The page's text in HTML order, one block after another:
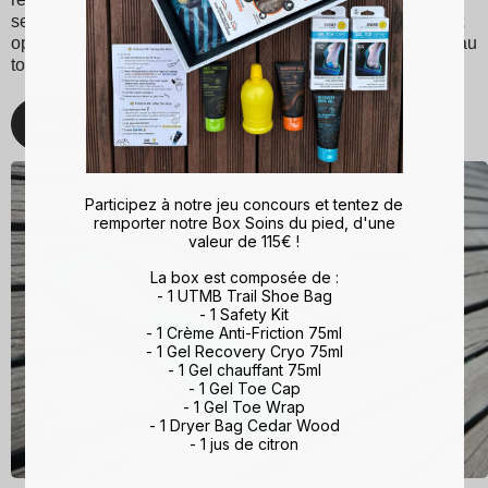
semelles Sidas pour une expérience de marche et de sport
optimisée. Avec Sidas, prenez soin de vos pieds et restez au
top de votre forme, quelle que soit l'activité !
Découvrez
Participez à notre jeu concours et tentez de
remporter notre Box Soins du pied, d'une
valeur de 115€ !
La box est composée de :
- 1 UTMB Trail Shoe Bag
- 1 Safety Kit
- 1 Crème Anti-Friction 75ml
- 1 Gel Recovery Cryo 75ml
- 1 Gel chauffant 75ml
- 1 Gel Toe Cap
- 1 Gel Toe Wrap
- 1 Dryer Bag Cedar Wood
- 1 jus de citron